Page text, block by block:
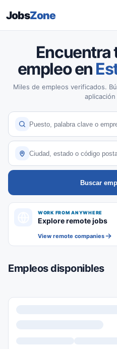
JobsZone
Encuentra
empleo en
Miles de empleos verificados.
Buscar
WORK FROM ANYWHERE
Explore remote jobs
View remote companies
Empleos disponibles